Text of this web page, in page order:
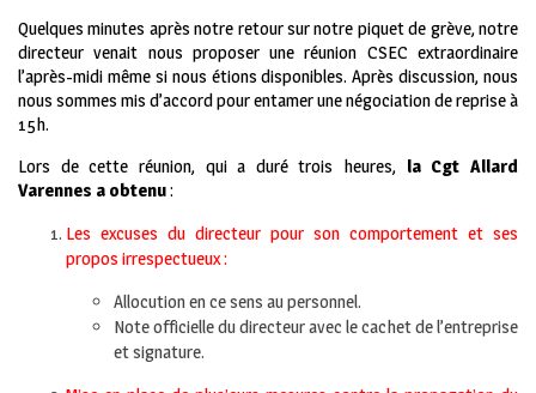
Quelques minutes après notre retour sur notre piquet de grève, notre
directeur venait nous proposer une réunion CSEC extraordinaire
l’après-midi même si nous étions disponibles. Après discussion, nous
nous sommes mis d’accord pour entamer une négociation de reprise à
15h.
Lors de cette réunion, qui a duré trois heures, la Cgt Allard
Varennes a obtenu:
Les excuses du directeur pour son comportement et ses
propos irrespectueux :
Allocution en ce sens au personnel.
Note officielle du directeur avec le cachet de l’entreprise
et signature.